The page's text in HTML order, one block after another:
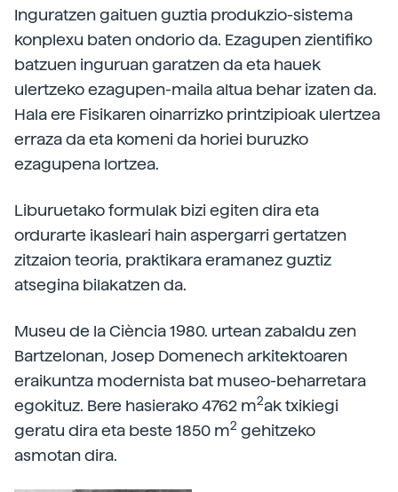
Inguratzen gaituen guztia produkzio-sistema
konplexu baten ondorio da. Ezagupen zientifiko
batzuen inguruan garatzen da eta hauek
ulertzeko ezagupen-maila altua behar izaten da.
Hala ere Fisikaren oinarrizko printzipioak ulertzea
erraza da eta komeni da horiei buruzko
ezagupena lortzea.
Liburuetako formulak bizi egiten dira eta
ordurarte ikasleari hain aspergarri gertatzen
zitzaion teoria, praktikara eramanez guztiz
atsegina bilakatzen da.
Museu de la Ciència 1980. urtean zabaldu zen
Bartzelonan, Josep Domenech arkitektoaren
eraikuntza modernista bat museo-beharretara
egokituz. Bere hasierako 4762 m2ak txikiegi
geratu dira eta beste 1850 m2 gehitzeko
asmotan dira.